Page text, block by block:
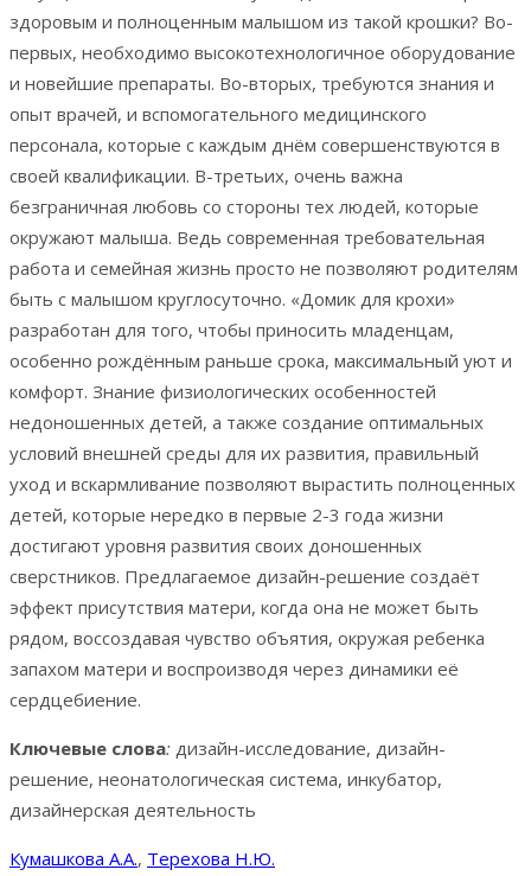
здоровым и полноценным малышом из такой крошки? Во-
первых, необходимо высокотехнологичное оборудование
и новейшие препараты. Во-вторых, требуются знания и
опыт врачей, и вспомогательного медицинского
персонала, которые с каждым днём совершенствуются в
своей квалификации. В-третьих, очень важна
безграничная любовь со стороны тех людей, которые
окружают малыша. Ведь современная требовательная
работа и семейная жизнь просто не позволяют родителям
быть с малышом круглосуточно. «Домик для крохи»
разработан для того, чтобы приносить младенцам,
особенно рождённым раньше срока, максимальный уют и
комфорт. Знание физиологических особенностей
недоношенных детей, а также создание оптимальных
условий внешней среды для их развития, правильный
уход и вскармливание позволяют вырастить полноценных
детей, которые нередко в первые 2-3 года жизни
достигают уровня развития своих доношенных
сверстников. Предлагаемое дизайн-решение создаёт
эффект присутствия матери, когда она не может быть
рядом, воссоздавая чувство объятия, окружая ребенка
запахом матери и воспроизводя через динамики её
сердцебиение.
Ключевые слова: дизайн-исследование, дизайн-
решение, неонатологическая система, инкубатор,
дизайнерская деятельность
Кумашкова А.А., Терехова Н.Ю.